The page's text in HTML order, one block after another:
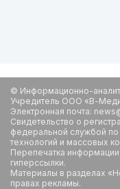
© Информационно-
Учредитель ООО «В-
Электронная почта:
Свидетельство о
федеральной службой
технологий и массовых
Перепечатка информации
гиперссылки.
Материалы в разделах
правах рекламы.